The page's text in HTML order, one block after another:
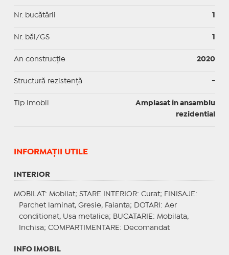
Nr. bucătării 1
Nr. băi/GS 1
An construcție 2020
Structură rezistență -
Tip imobil
Amplasat in ansamblu
rezidential
INFORMAŢII UTILE
INTERIOR
MOBILAT : Mobilat; STARE INTERIOR: Curat; FINISAJE :
Parchet laminat, Gresie, Faianta;
DOTARI : Aer
conditionat, Usa metalica; BUCATARIE : Mobilata,
Inchisa; COMPARTIMENTARE : Decomandat
INFO IMOBIL